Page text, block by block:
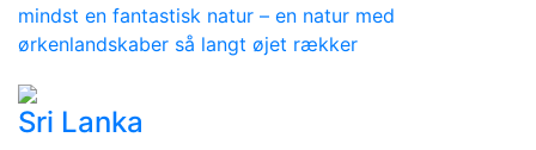
mindst en fantastisk natur – en natur med
ørkenlandskaber så langt øjet rækker
Sri Lanka